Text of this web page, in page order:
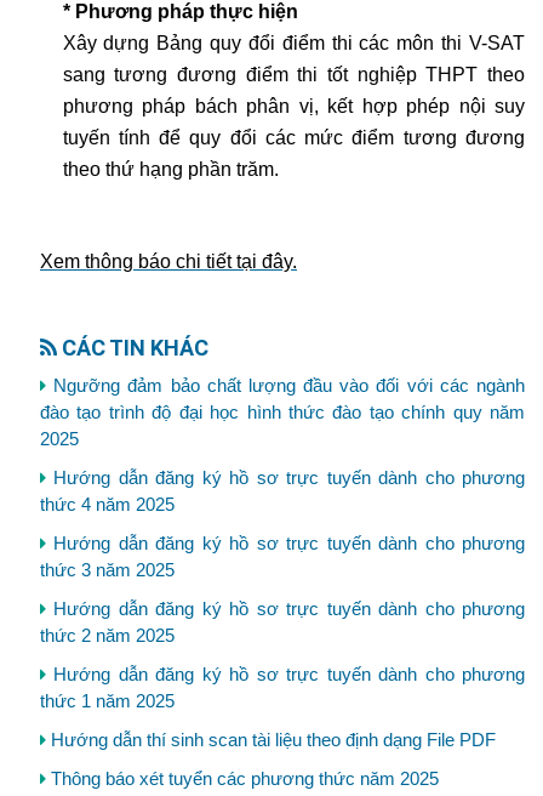
* Phương pháp thực hiện
Xây dựng Bảng quy đổi điểm thi các môn thi V-SAT
sang tương đương điểm thi tốt nghiệp THPT theo
phương pháp bách phân vị, kết hợp phép nội suy
tuyến tính để quy đổi các mức điểm tương đương
theo thứ hạng phần trăm.
Xem thông báo chi tiết tại đây.
CÁC TIN KHÁC
Ngưỡng đảm bảo chất lượng đầu vào đối với các ngành
đào tạo trình độ đại học hình thức đào tạo chính quy năm
2025
Hướng dẫn đăng ký hồ sơ trực tuyến dành cho phương
thức 4 năm 2025
Hướng dẫn đăng ký hồ sơ trực tuyến dành cho phương
thức 3 năm 2025
Hướng dẫn đăng ký hồ sơ trực tuyến dành cho phương
thức 2 năm 2025
Hướng dẫn đăng ký hồ sơ trực tuyến dành cho phương
thức 1 năm 2025
Hướng dẫn thí sinh scan tài liệu theo định dạng File PDF
Thông báo xét tuyển các phương thức năm 2025